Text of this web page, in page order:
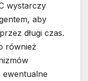
wystarczy
aby
długi czas.
również
ewentualne